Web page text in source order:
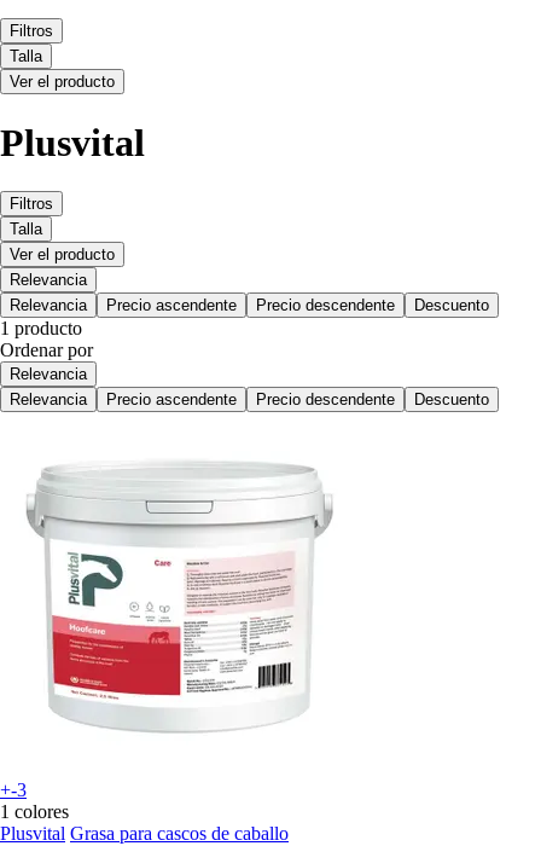
Filtros
Talla
Ver el producto
Plusvital
Filtros
Talla
Ver el producto
Relevancia
Relevancia
Precio ascendente Precio descendente Descuento
1 producto
Ordenar por
Relevancia
Relevancia
Precio ascendente Precio descendente Descuento
+-3
1 colores
Plusvital Grasa para cascos de caballo